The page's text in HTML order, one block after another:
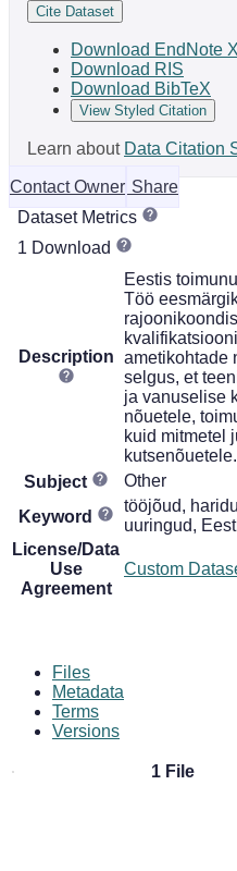
Cite Dataset
Download EndNote
Download RIS
Download BibTeX
View Styled Citation
Learn about Data Citation
Contact Owner Share
Dataset Metrics
1 Download
Description
Eestis
Töö
ametikohtade
selgus, et
ja vanuselise
nõuetele,
kuid mitmetel
kutsenõuetele.
Subject
Other
Keyword
tööjõud,
uuringud,
License/Data
Use
Agreement
Custom
Files
Metadata
Terms
Versions
1 File